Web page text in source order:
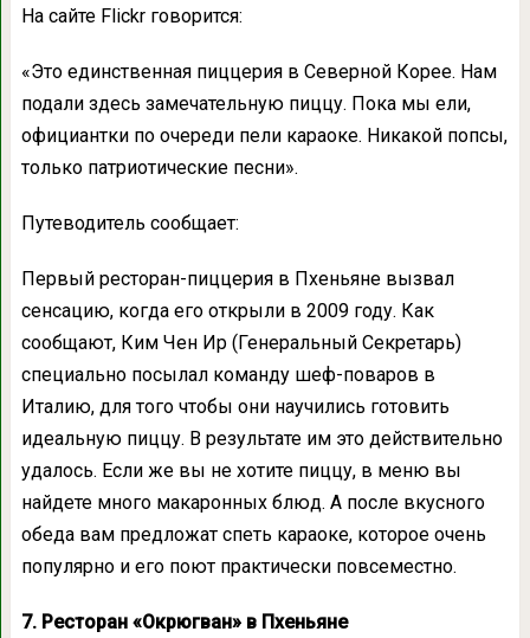
На сайте Flickr говорится:
«Это единственная пиццерия в Северной Корее. Нам
подали здесь замечательную пиццу. Пока мы ели,
официантки по очереди пели караоке. Никакой попсы,
только патриотические песни».
Путеводитель сообщает:
Первый ресторан-пиццерия в Пхеньяне вызвал
сенсацию, когда его открыли в 2009 году. Как
сообщают, Ким Чен Ир (Генеральный Секретарь)
специально посылал команду шеф-поваров в
Италию, для того чтобы они научились готовить
идеальную пиццу. В результате им это действительно
удалось. Если же вы не хотите пиццу, в меню вы
найдете много макаронных блюд. А после вкусного
обеда вам предложат спеть караоке, которое очень
популярно и его поют практически повсеместно.
7. Ресторан «Окрюгван» в Пхеньяне